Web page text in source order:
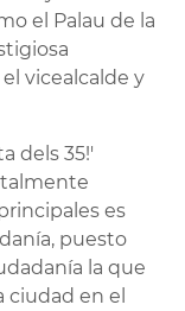
el Palau de la
vicealcalde y
dels 35!'
es
puesto
la que
en el